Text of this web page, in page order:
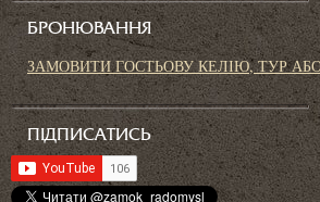
БРОНЮВАННЯ
ЗАМОВИТИ ГОСТЬОВУ КЕЛІЮ, ТУР
ПІДПИСАТИСЬ